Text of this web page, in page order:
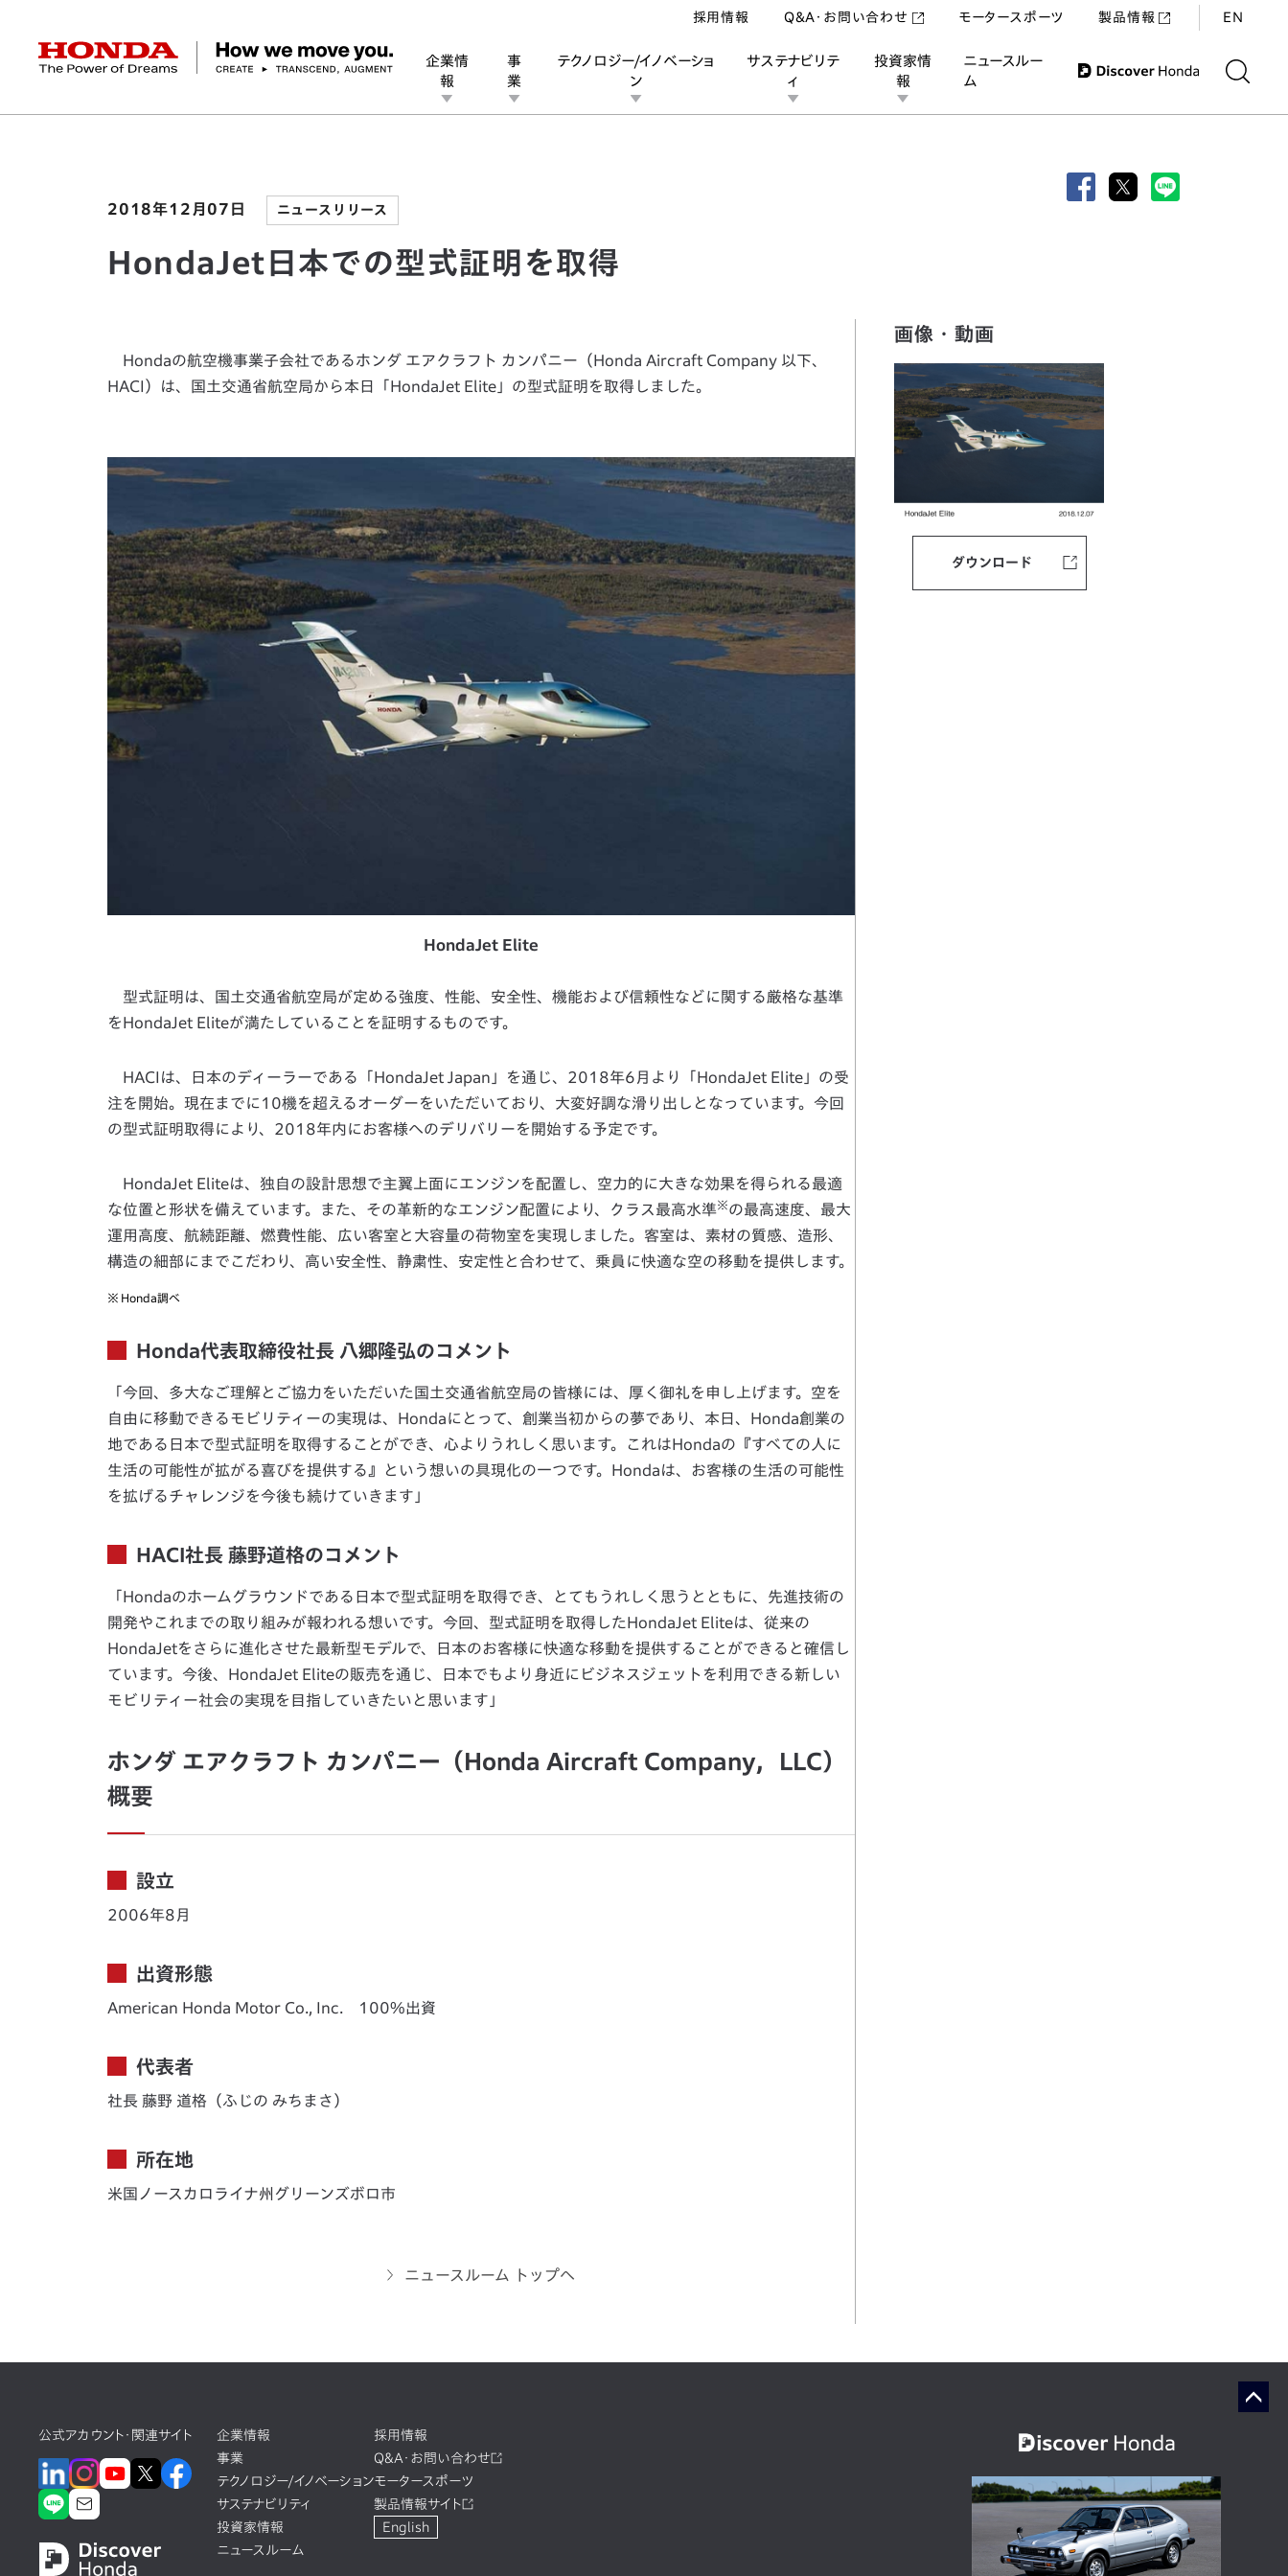
HONDA The Power of Dreams
企業情
報
社長メッセージ 経営方針 会社概要 ヒストリー
事
業
バイク パワープロダクツ マリン その他事業
テクノロジー/イノベーショ
ン
テクノロジー デザイン オープンイノベーション
サステナビリテ
ィ
ESGレポート Honda Report 環境 社会 ガバナンス
投資家情
報
IR資料室 財務・業績情報 株式・債券情報
ニュースルー
ム
ニュースルーム
Discover Honda
採用情報 Q&A・お問い合わせ モータースポーツ 製品情報 EN
HondaJet日本での型式証明を取得
2018年12月07日 ニュースリリース
HondaJet日本での型式証明を取得
Hondaの航空機事業子会社であるホンダ エアクラフト カンパニー（Honda Aircraft Company 以下、
HACI）は、国土交通省航空局から本日「HondaJet Elite」の型式証明を取得しました。
HondaJet Elite
型式証明は、国土交通省航空局が定める強度、性能、安全性、機能および信頼性などに関する厳格な基準
をHondaJet Eliteが満たしていることを証明するものです。
HACIは、日本のディーラーである「HondaJet Japan」を通じ、2018年6月より「HondaJet Elite」の受
注を開始。現在までに10機を超えるオーダーをいただいており、大変好調な滑り出しとなっています。今回
の型式証明取得により、2018年内にお客様へのデリバリーを開始する予定です。
HondaJet Eliteは、独自の設計思想で主翼上面にエンジンを配置し、空力的に大きな効果を得られる最適
な位置と形状を備えています。また、その革新的なエンジン配置により、クラス最高水準※の最高速度、最大
運用高度、航続距離、燃費性能、広い客室と大容量の荷物室を実現しました。客室は、素材の質感、造形、
構造の細部にまでこだわり、高い安全性、静粛性、安定性と合わせて、乗員に快適な空の移動を提供します。
※ Honda調べ
Honda代表取締役社長 八郷隆弘のコメント
「今回、多大なご理解とご協力をいただいた国土交通省航空局の皆様には、厚く御礼を申し上げます。空を
自由に移動できるモビリティーの実現は、Hondaにとって、創業当初からの夢であり、本日、Honda創業の
地である日本で型式証明を取得することができ、心よりうれしく思います。これはHondaの『すべての人に
生活の可能性が拡がる喜びを提供する』という想いの具現化の一つです。Hondaは、お客様の生活の可能性
を拡げるチャレンジを今後も続けていきます」
HACI社長 藤野道格のコメント
「Hondaのホームグラウンドである日本で型式証明を取得でき、とてもうれしく思うとともに、先進技術の
開発やこれまでの取り組みが報われる想いです。今回、型式証明を取得したHondaJet Eliteは、従来の
HondaJetをさらに進化させた最新型モデルで、日本のお客様に快適な移動を提供することができると確信し
ています。今後、HondaJet Eliteの販売を通じ、日本でもより身近にビジネスジェットを利用できる新しい
モビリティー社会の実現を目指していきたいと思います」
ホンダ エアクラフト カンパニー（Honda Aircraft Company，LLC）
概要
設立
2006年8月
出資形態
American Honda Motor Co., Inc. 100%出資
代表者
社長 藤野 道格（ふじの みちまさ）
所在地
米国ノースカロライナ州グリーンズボロ市
ニュースルーム トップへ
画像・動画
ダウンロード
公式アカウント・関連サイト
企業情報
事業
テクノロジー/イノベーション
サステナビリティ
投資家情報
ニュースルーム
採用情報
Q&A・お問い合わせ
モータースポーツ
製品情報サイト
English